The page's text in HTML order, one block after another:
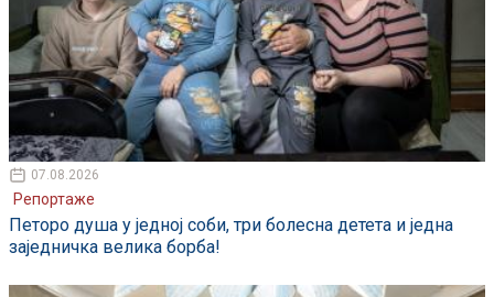
07.08.2026
Репортаже
Петоро душа у једној соби, три болесна детета и једна
заједничка велика борба!